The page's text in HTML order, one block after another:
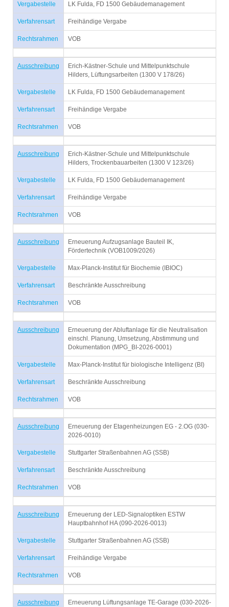
Vergabestelle LK Fulda, FD 1500 Gebäudemanagement
Verfahrensart Freihändige Vergabe
Rechtsrahmen VOB
Ausschreibung
Erich-Kästner-Schule und Mittelpunktschule
Hilders, Lüftungsarbeiten (1300 V 178/26)
Vergabestelle LK Fulda, FD 1500 Gebäudemanagement
Verfahrensart Freihändige Vergabe
Rechtsrahmen VOB
Ausschreibung
Erich-Kästner-Schule und Mittelpunktschule
Hilders, Trockenbauarbeiten (1300 V 123/26)
Vergabestelle LK Fulda, FD 1500 Gebäudemanagement
Verfahrensart Freihändige Vergabe
Rechtsrahmen VOB
Ausschreibung
Erneuerung Aufzugsanlage Bauteil IK,
Fördertechnik (VOB1009/2026)
Vergabestelle Max-Planck-Institut für Biochemie (IBIOC)
Verfahrensart Beschränkte Ausschreibung
Rechtsrahmen VOB
Ausschreibung
Erneuerung der Abluftanlage für die Neutralisation
einschl. Planung, Umsetzung, Abstimmung und
Dokumentation (MPG_BI-2026-0001)
Vergabestelle Max-Planck-Institut für biologische Intelligenz (BI)
Verfahrensart Beschränkte Ausschreibung
Rechtsrahmen VOB
Ausschreibung
Erneuerung der Etagenheizungen EG - 2.OG (030-
2026-0010)
Vergabestelle Stuttgarter Straßenbahnen AG (SSB)
Verfahrensart Beschränkte Ausschreibung
Rechtsrahmen VOB
Ausschreibung
Erneuerung der LED-Signaloptiken ESTW
Hauptbahnhof HA (090-2026-0013)
Vergabestelle Stuttgarter Straßenbahnen AG (SSB)
Verfahrensart Freihändige Vergabe
Rechtsrahmen VOB
Ausschreibung
Erneuerung Lüftungsanlage TE-Garage (030-2026-